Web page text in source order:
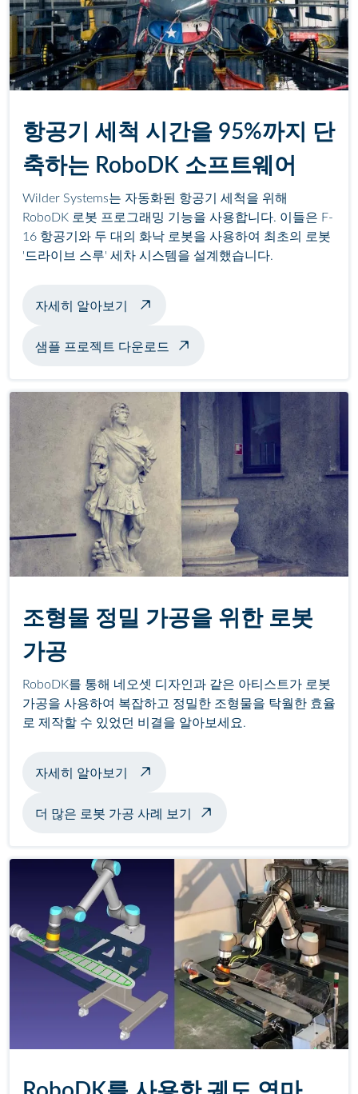
항공기 세척 시간을 95%까지 단
축하는 RoboDK 소프트웨어
Wilder Systems는 자동화된 항공기 세척을 위해
RoboDK 로봇 프로그래밍 기능을 사용합니다. 이들은 F-
16 항공기와 두 대의 화낙 로봇을 사용하여 최초의 로봇
'드라이브 스루' 세차 시스템을 설계했습니다.
자세히 알아보기 자동 비행기 세차 정보
샘플 프로젝트 다운로드
조형물 정밀 가공을 위한 로봇
가공
RoboDK를 통해 네오셋 디자인과 같은 아티스트가 로봇
가공을 사용하여 복잡하고 정밀한 조형물을 탁월한 효율
로 제작할 수 있었던 비결을 알아보세요.
자세히 알아보기 로봇 가공 조각품 정보
더 많은 로봇 가공 사례 보기